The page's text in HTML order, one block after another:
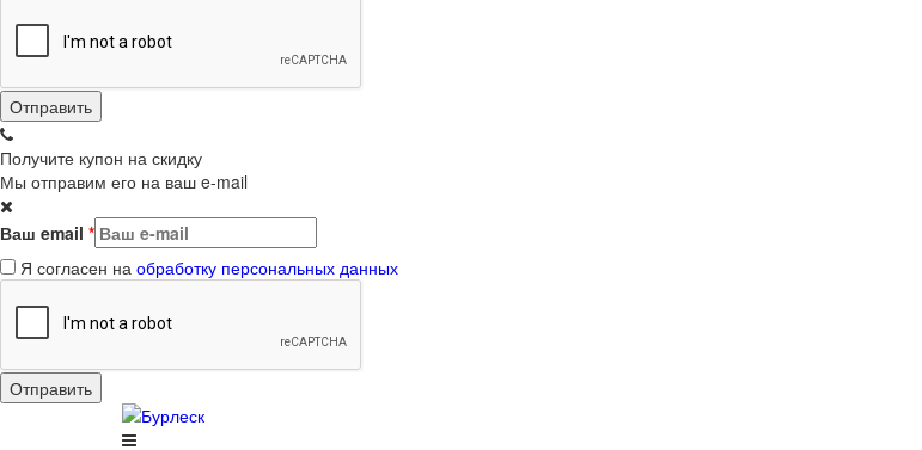
Получите купон на скидку
Мы отправим его на ваш e-mail
Ваш email *
Я согласен на обработку персональных данных